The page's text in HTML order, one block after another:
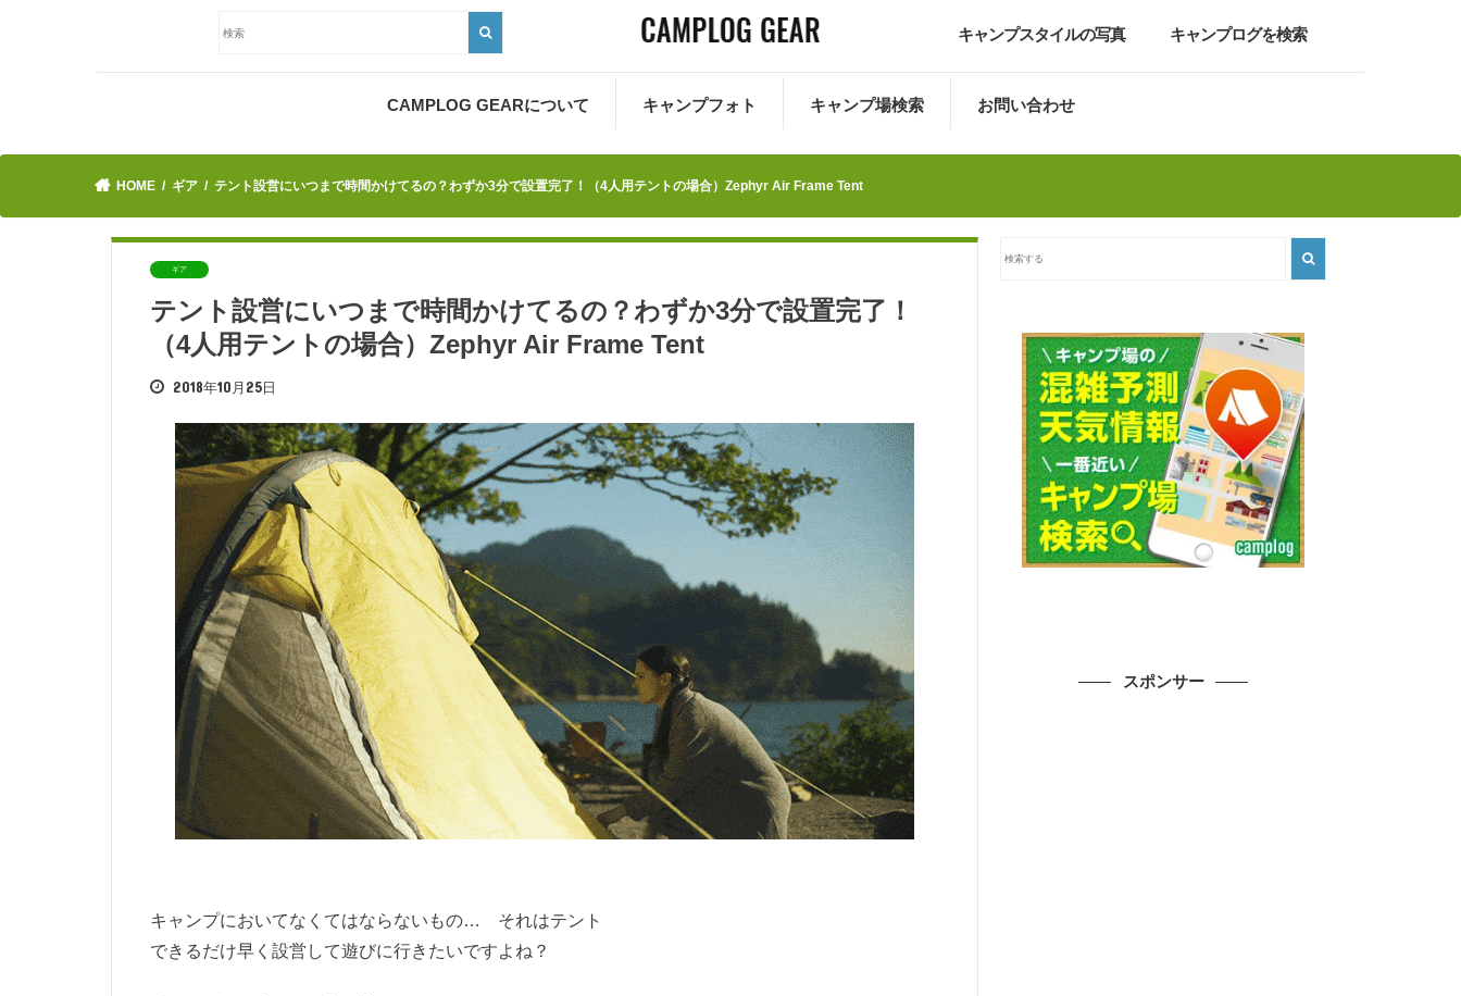
キャンプスタイルの写真 キャンプログを検索
CAMPLOG GEARについて キャンプフォト キャンプ場検索 お問い合わせ
HOME ギア テント設営にいつまで時間かけてるの？わずか3分で設置完了！（4人用テントの場合）Zephyr Air Frame Tent
ギア
テント設営にいつまで時間かけてるの？わずか3分で設置完了！
（4人用テントの場合）Zephyr Air Frame Tent
2018年10月25日
キャンプにおいてなくてはならないもの… それはテント
できるだけ早く設営して遊びに行きたいですよね？
スポンサー